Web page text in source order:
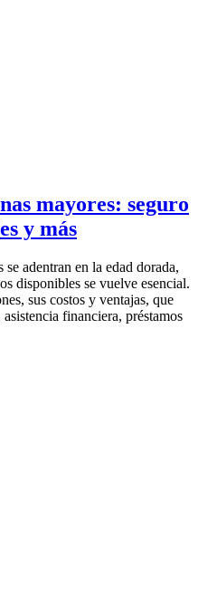
mayores: seguro
y más
adentran en la edad dorada,
disponibles se vuelve esencial.
sus costos y ventajas, que
financiera, préstamos